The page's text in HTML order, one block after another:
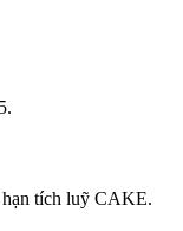
tích luỹ CAKE.